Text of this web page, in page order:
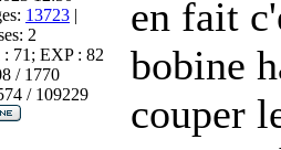
13723 |
2
71; EXP : 82
/ 1770
/ 109229
en fait
bobine
couper